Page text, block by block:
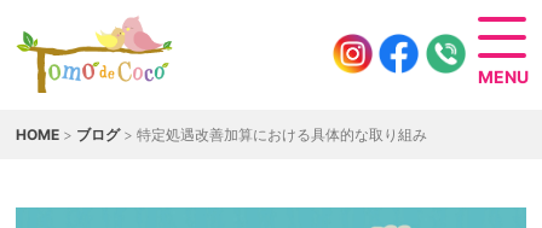
HOME > ブログ> 特定処遇改善加算における具体的な取り組み